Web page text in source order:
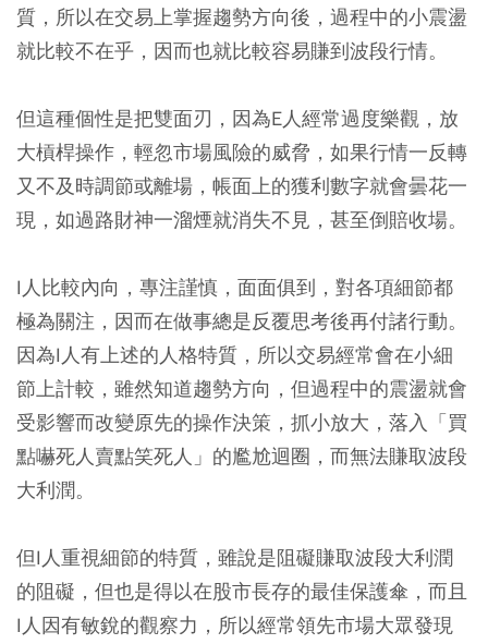
質，所以在交易上掌握趨勢方向後，過程中的小震盪
就比較不在乎，因而也就比較容易賺到波段行情。
但這種個性是把雙面刃，因為E人經常過度樂觀，放
大槓桿操作，輕忽市場風險的威脅，如果行情一反轉
又不及時調節或離場，帳面上的獲利數字就會曇花一
現，如過路財神一溜煙就消失不見，甚至倒賠收場。
I人比較內向，專注謹慎，面面俱到，對各項細節都
極為關注，因而在做事總是反覆思考後再付諸行動。
因為I人有上述的人格特質，所以交易經常會在小細
節上計較，雖然知道趨勢方向，但過程中的震盪就會
受影響而改變原先的操作決策，抓小放大，落入「買
點嚇死人賣點笑死人」的尷尬迴圈，而無法賺取波段
大利潤。
但I人重視細節的特質，雖說是阻礙賺取波段大利潤
的阻礙，但也是得以在股市長存的最佳保護傘，而且
I人因有敏銳的觀察力，所以經常領先市場大眾發現